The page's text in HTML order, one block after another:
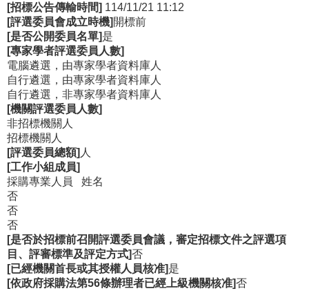
[招標公告傳輸時間] 114/11/21 11:12
[評選委員會成立時機] 開標前
[是否公開委員名單]是
[專家學者評選委員人數]
電腦遴選，由專家學者資料庫人
自行遴選，由專家學者資料庫人
自行遴選，非專家學者資料庫人
[機關評選委員人數]
非招標機關人
招標機關人
[評選委員總額] 人
[工作小組成員]
採購專業人員 姓名
否
否
否
[是否於招標前召開評選委員會議，審定招標文件之評選項
目、評審標準及評定方式]否
[已經機關首長或其授權人員核准]是
[依政府採購法第56條辦理者已經上級機關核准]否